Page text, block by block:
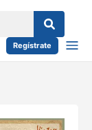
Regístrate